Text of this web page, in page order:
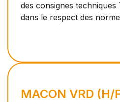
des consignes techniques
dans le respect des
MACON VRD (H/